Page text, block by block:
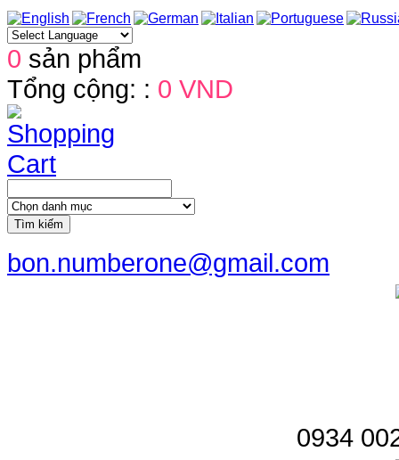
0 sản phẩm
Tổng cộng: : 0 VND
Tìm kiếm
bon.numberone@gmail.com
0934